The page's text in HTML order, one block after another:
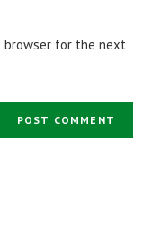
browser for the next